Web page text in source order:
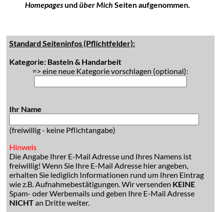
Homepagesund über Mich Seiten aufgenommen.
Standard Seiteninfos (Pflichtfelder):
Kategorie: Basteln & Handarbeit
=> eine neue Kategorie vorschlagen (optional):
Ihr Name
(freiwillig - keine Pflichtangabe)
Hinweis
Die Angabe Ihrer E-Mail Adresse und Ihres Namens ist
freiwillig! Wenn Sie Ihre E-Mail Adresse hier angeben,
erhalten Sie lediglich Informationen rund um Ihren Eintrag
wie z.B. Aufnahmebestätigungen. Wir versenden KEINE
Spam- oder Werbemails und geben Ihre E-Mail Adresse
NICHTan Dritte weiter.